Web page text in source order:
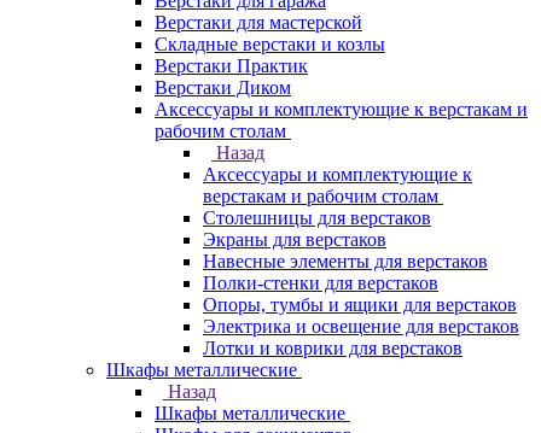
Верстаки для мастерской
Складные верстаки и козлы
Верстаки Практик
Верстаки Диком
Аксессуары и комплектующие к верстакам и
рабочим столам
Назад
Аксессуары и комплектующие к
верстакам и рабочим столам
Столешницы для верстаков
Экраны для верстаков
Навесные элементы для верстаков
Полки-стенки для верстаков
Опоры, тумбы и ящики для верстаков
Электрика и освещение для верстаков
Лотки и коврики для верстаков
Шкафы металлические
Назад
Шкафы металлические